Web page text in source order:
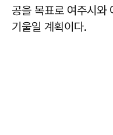
공을 목표로 여주시와
기울일 계획이다.